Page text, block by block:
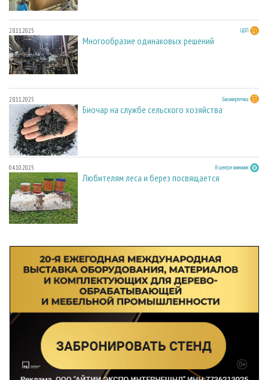
28.11.2025 ЦБП
Многообразие одинаковых решений
28.11.2025 Биоэнергетика
Биочар на службе сельского хозяйства
04.10.2025 В центре внимания
Любителям леса и берез посвящается